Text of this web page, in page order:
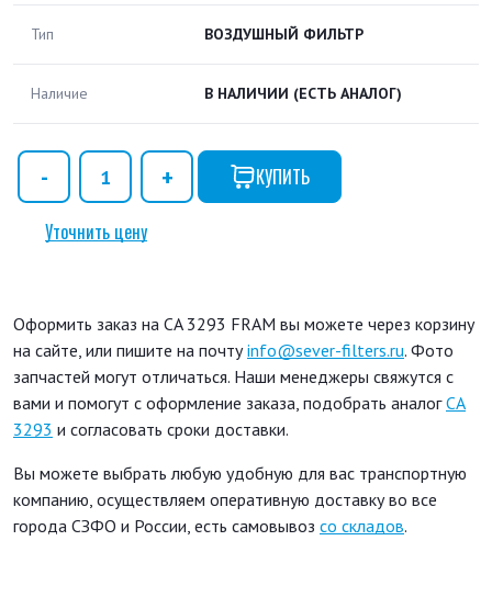
Тип ВОЗДУШНЫЙ ФИЛЬТР
Наличие В НАЛИЧИИ (ЕСТЬ АНАЛОГ)
КУПИТЬ
Уточнить цену
Оформить заказ на CA 3293 FRAM вы можете через корзину
на сайте, или пишите на почтуinfo@sever-filters.ru. Фото
запчастей могут отличаться. Наши менеджеры свяжутся с
вами и помогут с оформление заказа, подобрать аналогCA
3293 и согласовать сроки доставки.
Вы можете выбрать любую удобную для вас транспортную
компанию, осуществляем оперативную доставку во все
города СЗФО и России, есть самовывоз со складов.